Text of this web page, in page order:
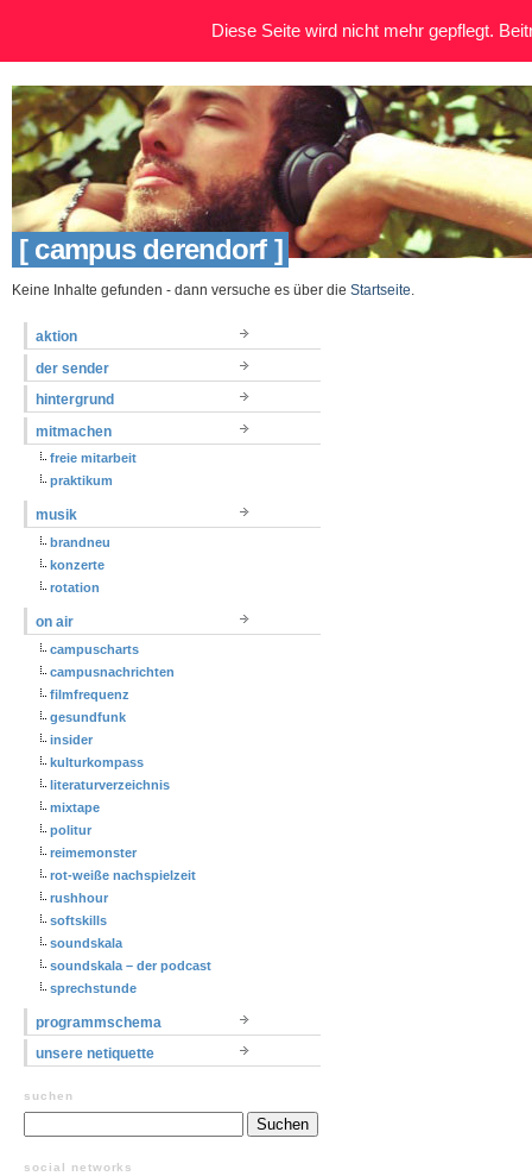
[ campus derendorf ]
Keine Inhalte gefunden - dann versuche es über die Startseite.
aktion
der sender
hintergrund
mitmachen
freie mitarbeit
praktikum
musik
brandneu
konzerte
rotation
on air
campuscharts
campusnachrichten
filmfrequenz
gesundfunk
insider
kulturkompass
literaturverzeichnis
mixtape
politur
reimemonster
rot-weiße nachspielzeit
rushhour
softskills
soundskala
soundskala – der podcast
sprechstunde
programmschema
unsere netiquette
suchen
social networks
Diese Seite wird nicht mehr gepflegt.